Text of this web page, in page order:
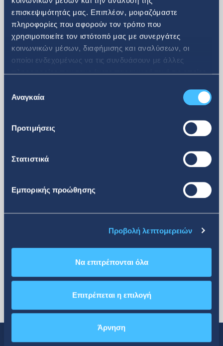
επισκεψιμότητάς μας. Επιπλέον, μοιραζόμαστε
πληροφορίες που αφορούν τον τρόπο που
χρησιμοποιείτε τον ιστότοπό μας με συνεργάτες
κοινωνικών μέσων, διαφήμισης και αναλύσεων, οι
οποίοι ενδεχομένως να τις συνδυάσουν με άλλες
πληροφορίες που τους έχετε παραχωρήσει ή τις οποίες
των υπηρεσιών τους.
συγκατάθεσης
Αναγκαία
Προτιμήσεις
Στατιστικά
Εμπορικής προώθησης
Προβολή λεπτομερειών
Να επιτρέπονται όλα
Επιτρέπεται η επιλογή
Άρνηση
30. 06. 2026
Ανακοίνωση αγοράς ιδίων
μετοχών